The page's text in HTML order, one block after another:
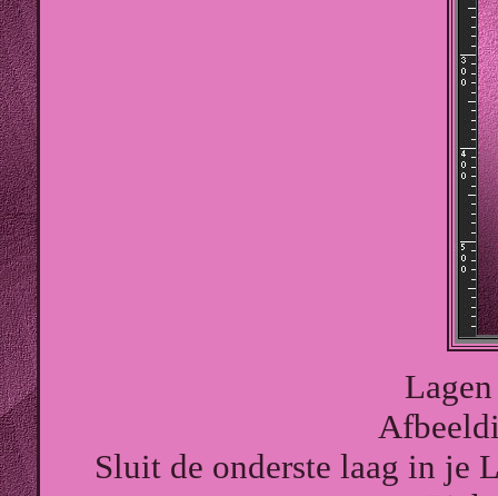
Sluit de onderste laag in je